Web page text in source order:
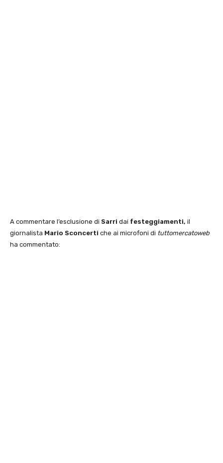
A commentare l’esclusione di Sarri dai festeggiamenti, il
giornalista Mario Sconcerti che ai microfoni di tuttomercatoweb
ha commentato: